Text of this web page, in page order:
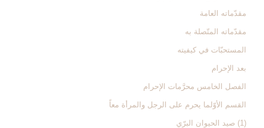
مقدّماته العامة
مقدّماته المتّصلة به‏
المستحبّات في كيفيته‏
بعد الإحرام‏
الفصل الخامس‏ محرَّمات الإحرام‏
القسم الأوّل‏ما يحرم على الرجل والمرأة معاً
(1) صيد الحيوان البرّي‏